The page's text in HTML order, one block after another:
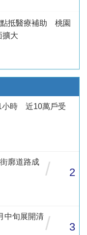
抵醫療補助 桃園
擴大
小時 近10萬戶受
廓道路成
/ 2
中旬展開清 / 3